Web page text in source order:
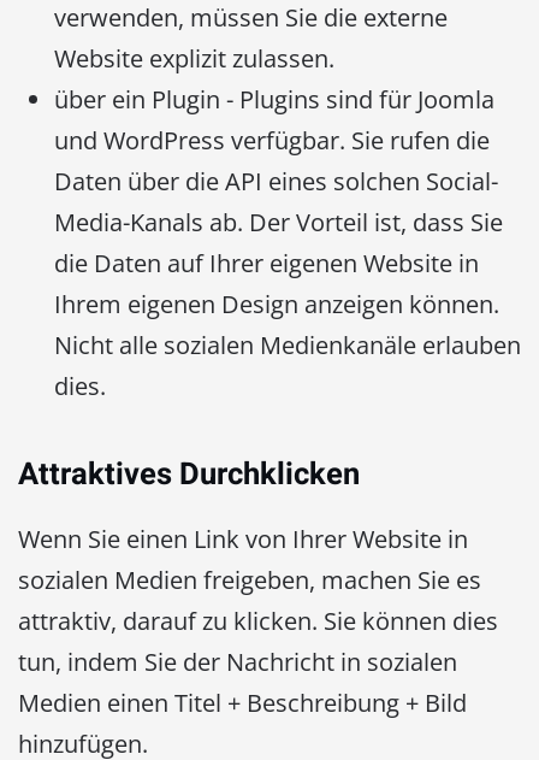
verwenden, müssen Sie die externe
Website explizit zulassen.
über ein Plugin - Plugins sind für Joomla
und WordPress verfügbar. Sie rufen die
Daten über die API eines solchen Social-
Media-Kanals ab. Der Vorteil ist, dass Sie
die Daten auf Ihrer eigenen Website in
Ihrem eigenen Design anzeigen können.
Nicht alle sozialen Medienkanäle erlauben
dies.
Attraktives Durchklicken
Wenn Sie einen Link von Ihrer Website in
sozialen Medien freigeben, machen Sie es
attraktiv, darauf zu klicken. Sie können dies
tun, indem Sie der Nachricht in sozialen
Medien einen Titel + Beschreibung + Bild
hinzufügen.